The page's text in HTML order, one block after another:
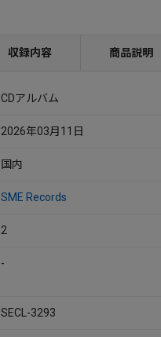
収録内容 商品説明
CDアルバム
2026年03月11日
国内
SME Records
2
-
SECL-3293